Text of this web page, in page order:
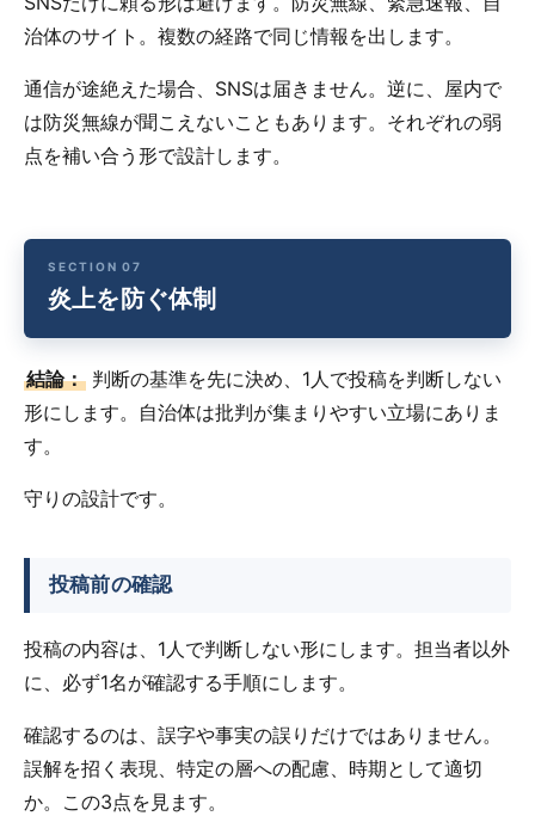
治体のサイト。複数の経路で同じ情報を出します。
通信が途絶えた場合、SNSは届きません。逆に、屋内で
は防災無線が聞こえないこともあります。それぞれの弱
点を補い合う形で設計します。
炎上を防ぐ体制
結論： 判断の基準を先に決め、1人で投稿を判断しない
形にします。自治体は批判が集まりやすい立場にありま
す。
守りの設計です。
投稿前の確認
投稿の内容は、1人で判断しない形にします。担当者以外
に、必ず1名が確認する手順にします。
確認するのは、誤字や事実の誤りだけではありません。
誤解を招く表現、特定の層への配慮、時期として適切
か。この3点を見ます。